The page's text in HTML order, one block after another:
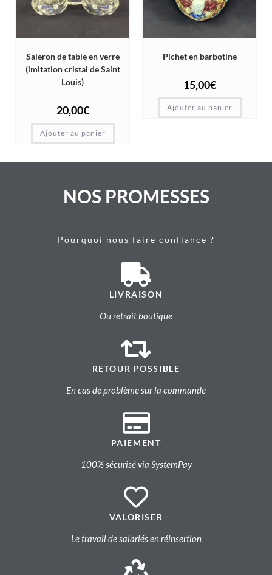
Saleron de table en verre
(imitation cristal de Saint
Louis)
20,00€
Ajouter au panier
Pichet en barbotine
15,00€
Ajouter au panier
NOS PROMESSES
Pourquoi nous faire confiance ?
LIVRAISON
Ou retrait boutique
RETOUR POSSIBLE
En cas de problème sur la commande
PAIEMENT
100% sécurisé via SystemPay
VALORISER
Le travail de salariés en réinsertion